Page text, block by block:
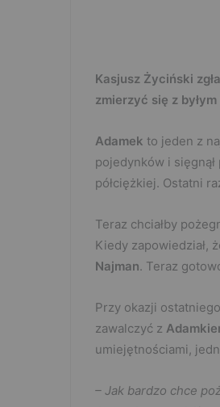
Kasjusz Życiński
zmierzyć się z
Adamek to jeden z
pojedynków i
półciężkiej. Ostatni
Teraz chciałby
Kiedy zapowiedział,
Najman. Teraz
Przy okazji
zawalczyć z
umiejętnościami,
– Jak bardzo chce